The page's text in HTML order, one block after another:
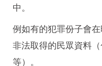
中。
例如有的犯罪份子會
非法取得的民眾資料
等）。